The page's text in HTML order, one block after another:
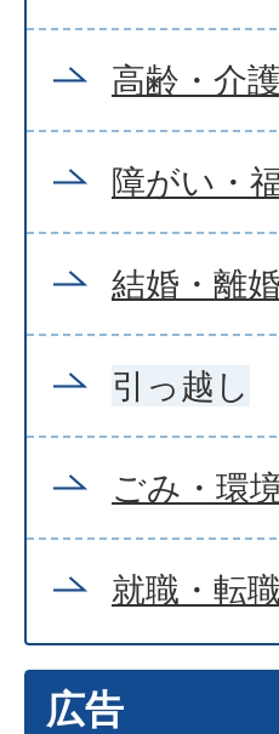
高齢・介護
障がい・
結婚・離婚
引っ越し
ごみ・環
就職・転職
広告